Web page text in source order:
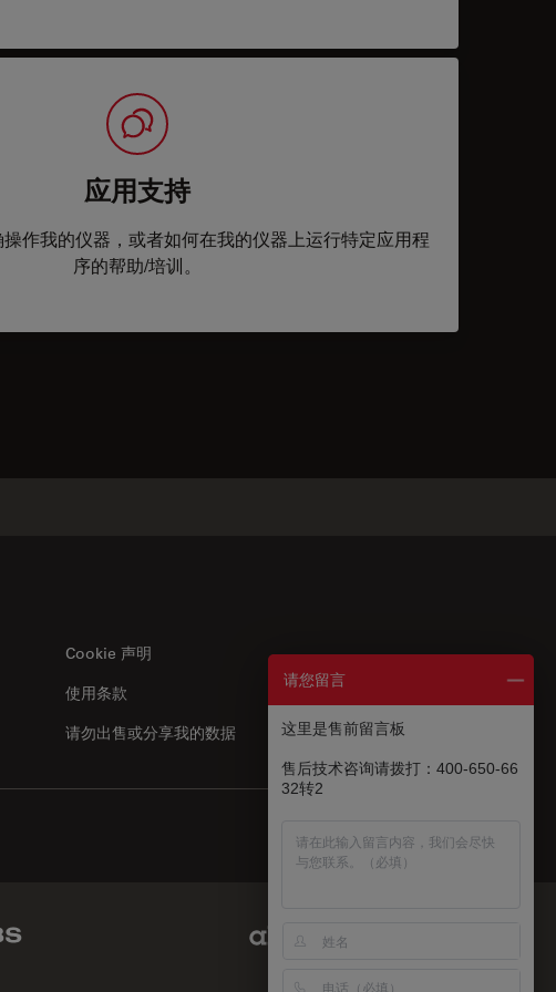
应用支持
作我的仪器，或者如何在我的仪器上运行特定应用程
序的帮助/培训。
Cookie 声明
请勿出售或分享我的数据
使用条款
US|zh
Link
请您留言
这里是售前留言板
售后技术咨询请拨打：400-650-66
32转2